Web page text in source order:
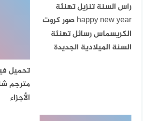
راس السنة تنزيل تهنئة
happy new year صور كروت
الكريسماس رسائل تهنئة
السنة الميلادية الجديدة
الأجزاء